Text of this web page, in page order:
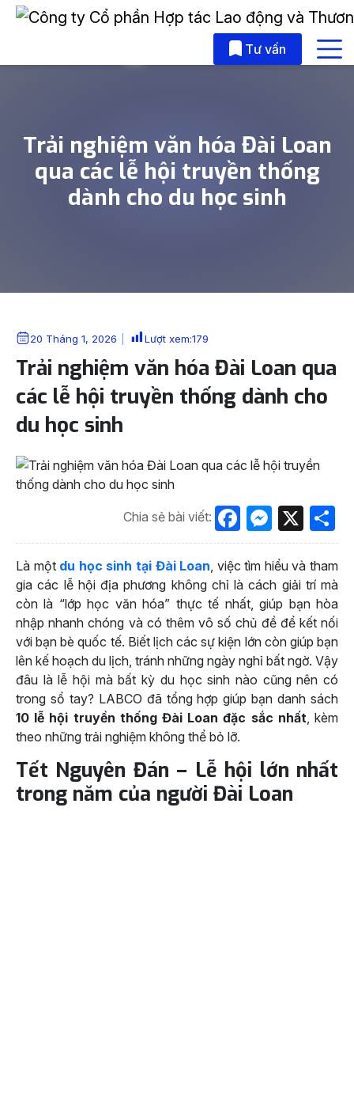
Skip to main content
Tư vấn
Trải nghiệm văn hóa Đài Loan
qua các lễ hội truyền thống
dành cho du học sinh
20 Tháng 1, 2026 Lượt xem:179
Trải nghiệm văn hóa Đài Loan qua
các lễ hội truyền thống dành cho
du học sinh
Chia sẻ bài viết: Facebook
X
Là một du học sinh tại Đài Loan, việc tìm hiểu và tham
gia các lễ hội địa phương không chỉ là cách giải trí mà
còn là “lớp học văn hóa” thực tế nhất, giúp bạn hòa
nhập nhanh chóng và có thêm vô số chủ đề để kết nối
với bạn bè quốc tế. Biết lịch các sự kiện lớn còn giúp bạn
lên kế hoạch du lịch, tránh những ngày nghỉ bất ngờ. Vậy
đâu là lễ hội mà bất kỳ du học sinh nào cũng nên có
trong sổ tay? LABCO đã tổng hợp giúp bạn danh sách
10 lễ hội truyền thống Đài Loan đặc sắc nhất, kèm
theo những trải nghiệm không thể bỏ lỡ.
Tết Nguyên Đán – Lễ hội lớn nhất
trong năm của người Đài Loan